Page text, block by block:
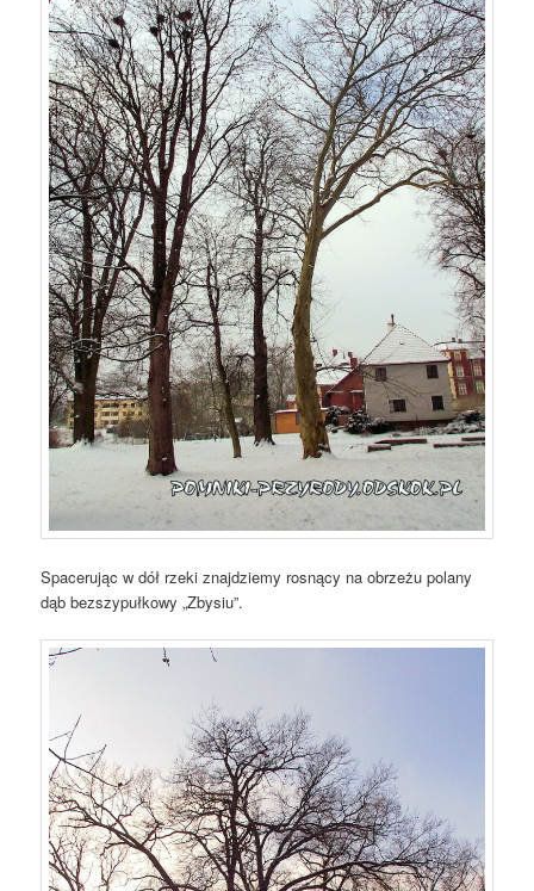
Spacerując w dół rzeki znajdziemy rosnący na obrzeżu polany
dąb bezszypułkowy „Zbysiu”.